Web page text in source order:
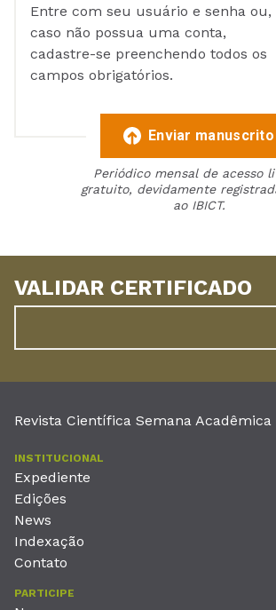
Entre com seu usuário e senha ou,
caso não possua uma conta,
cadastre-se preenchendo todos os
campos obrigatórios.
Enviar manuscrito
Periódico mensal de acesso
gratuito, devidamente
ao IBICT.
VALIDAR CERTIFICADO
Revista Científica Semana Acadêmica
INSTITUCIONAL
Expediente
Edições
News
Indexação
Contato
PARTICIPE